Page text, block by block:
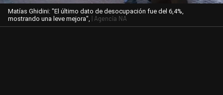
Matías Ghidini: "El último dato de desocupación fue del 6,4%,
mostrando una leve mejora", | Agencia NA